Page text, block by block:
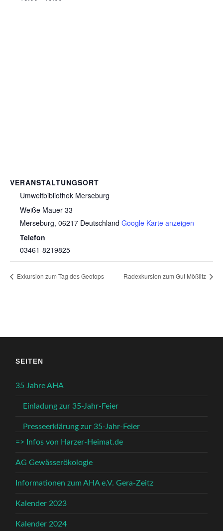
VERANSTALTUNGSORT
Umweltbibliothek Merseburg
Weiße Mauer 33
Merseburg, 06217 Deutschland Google Karte anzeigen
Telefon
03461-8219825
Exkursion zum Tag des Geotops Radexkursion zum Gut Mößlitz
SEITEN
35 Jahre AHA
Einladung zur 35-Jahr-Feier
Presseerklärung zur 35-Jahr-Feier
=> Infos von Harzer-Heimat.de
AG Gewässerökologie
Informationen zum AHA e.V. Gera-Zeitz
Kalender 2023
Kalender 2024